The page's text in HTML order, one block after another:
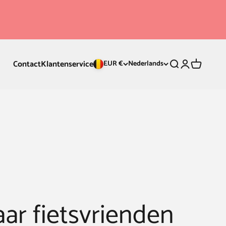
ContactKlantenservice EUR € Nederlands Zoeken
Inloggen
fietsvrienden